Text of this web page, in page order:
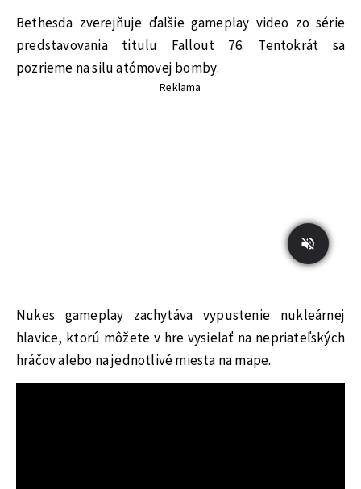
Bethesda zverejňuje ďalšie gameplay video zo série
predstavovania titulu Fallout 76. Tentokrát sa
pozrieme na silu atómovej bomby.
Reklama
Nukes gameplay zachytáva vypustenie nukleárnej
hlavice, ktorú môžete v hre vysielať na nepriateľských
hráčov alebo na jednotlivé miesta na mape.